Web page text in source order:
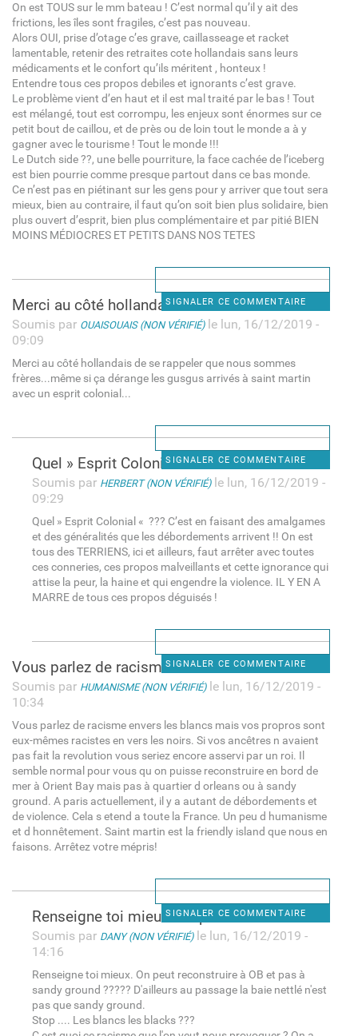
On est TOUS sur le mm bateau ! C’est normal qu’il y ait des
frictions, les îles sont fragiles, c’est pas nouveau.
Alors OUI, prise d’otage c’es grave, caillasseage et racket
lamentable, retenir des retraites cote hollandais sans leurs
médicaments et le confort qu’ils méritent , honteux !
Entendre tous ces propos debiles et ignorants c’est grave.
Le problème vient d’en haut et il est mal traité par le bas ! Tout
est mélangé, tout est corrompu, les enjeux sont énormes sur ce
petit bout de caillou, et de près ou de loin tout le monde a à y
gagner avec le tourisme ! Tout le monde !!!
Le Dutch side ??, une belle pourriture, la face cachée de l’iceberg
est bien pourrie comme presque partout dans ce bas monde.
Ce n’est pas en piétinant sur les gens pour y arriver que tout sera
mieux, bien au contraire, il faut qu’on soit bien plus solidaire, bien
plus ouvert d’esprit, bien plus complémentaire et par pitié BIEN
MOINS MÉDIOCRES ET PETITS DANS NOS TETES
SIGNALER CE COMMENTAIRE
Merci au côté hollandais de
Soumis par OUAISOUAIS (NON VÉRIFIÉ)le lun, 16/12/2019 -
09:09
Merci au côté hollandais de se rappeler que nous sommes
frères...même si ça dérange les gusgus arrivés à saint martin
avec un esprit colonial...
SIGNALER CE COMMENTAIRE
Quel » Esprit Colonial « ???
Soumis par HERBERT (NON VÉRIFIÉ)le lun, 16/12/2019 -
09:29
Quel » Esprit Colonial « ??? C’est en faisant des amalgames
et des généralités que les débordements arrivent !! On est
tous des TERRIENS, ici et ailleurs, faut arrêter avec toutes
ces conneries, ces propos malveillants et cette ignorance qui
attise la peur, la haine et qui engendre la violence. IL Y EN A
MARRE de tous ces propos déguisés !
SIGNALER CE COMMENTAIRE
Vous parlez de racisme envers
Soumis par HUMANISME (NON VÉRIFIÉ)le lun, 16/12/2019 -
10:34
Vous parlez de racisme envers les blancs mais vos propros sont
eux-mêmes racistes en vers les noirs. Si vos ancêtres n avaient
pas fait la revolution vous seriez encore asservi par un roi. Il
semble normal pour vous qu on puisse reconstruire en bord de
mer à Orient Bay mais pas à quartier d orleans ou à sandy
ground. A paris actuellement, il y a autant de débordements et
de violence. Cela s etend a toute la France. Un peu d humanisme
et d honnêtement. Saint martin est la friendly island que nous en
faisons. Arrêtez votre mépris!
SIGNALER CE COMMENTAIRE
Renseigne toi mieux. On peut
Soumis par DANY (NON VÉRIFIÉ)le lun, 16/12/2019 -
14:16
Renseigne toi mieux. On peut reconstruire à OB et pas à
sandy ground ????? D'ailleurs au passage la baie nettlé n'est
pas que sandy ground.
Stop .... Les blancs les blacks ???